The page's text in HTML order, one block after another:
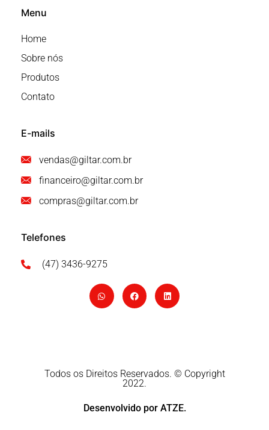
Menu
Home
Sobre nós
Produtos
Contato
E-mails
vendas@giltar.com.br
financeiro@giltar.com.br
compras@giltar.com.br
Telefones
(47) 3436-9275
Todos os Direitos Reservados. © Copyright
2022.
Desenvolvido por ATZE.